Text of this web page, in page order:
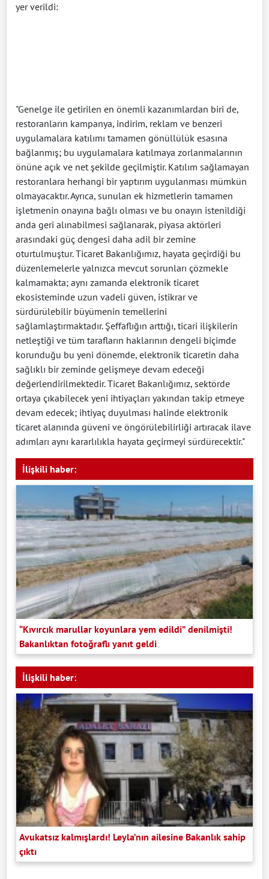
yer verildi:
"Genelge ile getirilen en önemli kazanımlardan biri de,
restoranların kampanya, indirim, reklam ve benzeri
uygulamalara katılımı tamamen gönüllülük esasına
bağlanmış; bu uygulamalara katılmaya zorlanmalarının
önüne açık ve net şekilde geçilmiştir. Katılım sağlamayan
restoranlara herhangi bir yaptırım uygulanması mümkün
olmayacaktır. Ayrıca, sunulan ek hizmetlerin tamamen
işletmenin onayına bağlı olması ve bu onayın istenildiği
anda geri alınabilmesi sağlanarak, piyasa aktörleri
arasındaki güç dengesi daha adil bir zemine
oturtulmuştur. Ticaret Bakanlığımız, hayata geçirdiği bu
düzenlemelerle yalnızca mevcut sorunları çözmekle
kalmamakta; aynı zamanda elektronik ticaret
ekosisteminde uzun vadeli güven, istikrar ve
sürdürülebilir büyümenin temellerini
sağlamlaştırmaktadır. Şeffaflığın arttığı, ticari ilişkilerin
netleştiği ve tüm tarafların haklarının dengeli biçimde
korunduğu bu yeni dönemde, elektronik ticaretin daha
sağlıklı bir zeminde gelişmeye devam edeceği
değerlendirilmektedir. Ticaret Bakanlığımız, sektörde
ortaya çıkabilecek yeni ihtiyaçları yakından takip etmeye
devam edecek; ihtiyaç duyulması halinde elektronik
ticaret alanında güveni ve öngörülebilirliği artıracak ilave
adımları aynı kararlılıkla hayata geçirmeyi sürdürecektir."
İlişkili haber:
“Kıvırcık marullar koyunlara yem edildi” denilmişti!
Bakanlıktan fotoğraflı yanıt geldi
İlişkili haber:
Avukatsız kalmışlardı! Leyla’nın ailesine Bakanlık sahip
çıktı